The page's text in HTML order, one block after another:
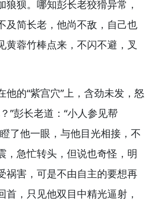
狈。 哪知彭长老狡猾异常，
及简长老， 他尚不敌， 自己也
黄蓉竹棒点来， 不闪不避， 叉
的“紫宫穴”上， 含劲未发， 怒
”彭长老道：“小人参见帮
了他一眼， 与他目光相接， 不
， 急忙转头， 但说也奇怪， 明
祸害， 可是不由自主的要想再
首， 只见他双目中精光逼射，